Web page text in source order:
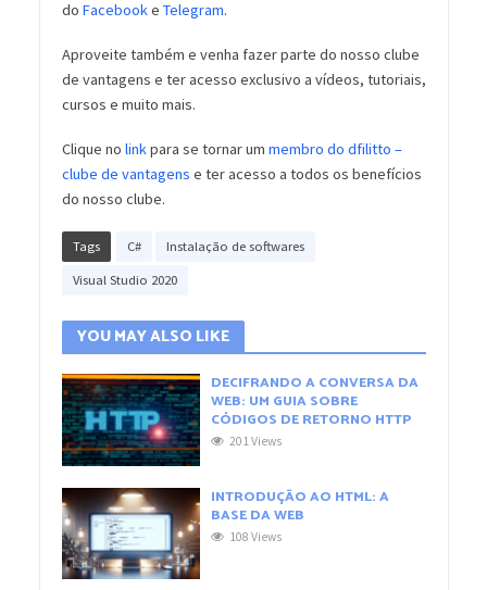
do Facebooke Telegram.
Aproveite também e venha fazer parte do nosso clube
de vantagens e ter acesso exclusivo a vídeos, tutoriais,
cursos e muito mais.
Clique no linkpara se tornar um membro do dfilitto –
clube de vantagens e ter acesso a todos os benefícios
do nosso clube.
Tags C# Instalação de softwares
Visual Studio 2020
YOU MAY ALSO LIKE
DECIFRANDO A CONVERSA DA
WEB: UM GUIA SOBRE
CÓDIGOS DE RETORNO HTTP
201 Views
INTRODUÇÃO AO HTML: A
BASE DA WEB
108 Views